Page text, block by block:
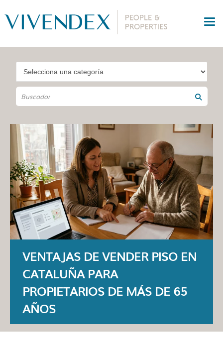
VENTAJAS DE VENDER PISO EN
CATALUÑA PARA
PROPIETARIOS DE MÁS DE 65
AÑOS